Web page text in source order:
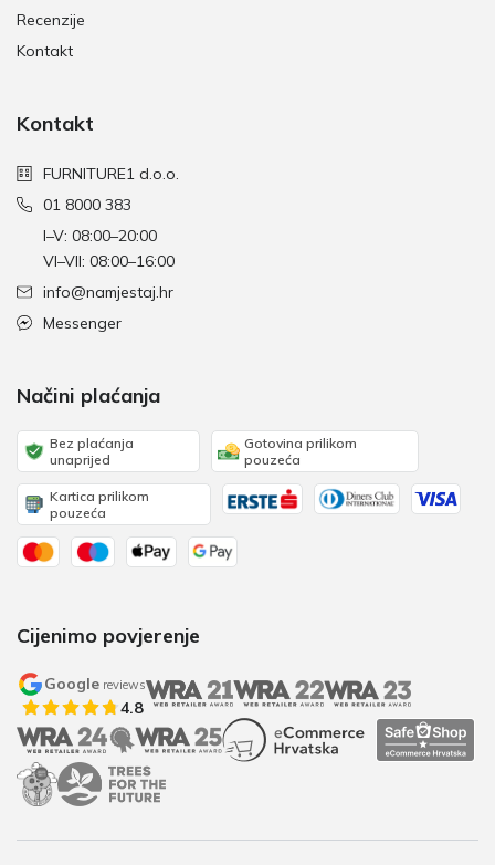
Recenzije
Kontakt
Kontakt
FURNITURE1 d.o.o.
01 8000 383
I–V: 08:00–20:00
VI–VII: 08:00–16:00
info@namjestaj.hr
Messenger
Načini plaćanja
Bez plaćanja
unaprijed
Gotovina prilikom
pouzeća
Kartica prilikom
pouzeća
Cijenimo povjerenje
Google reviews
4.8